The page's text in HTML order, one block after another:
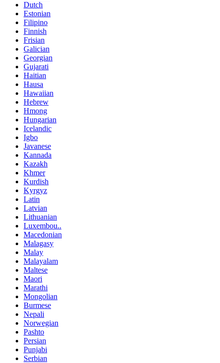
Dutch
Estonian
Filipino
Finnish
Frisian
Galician
Georgian
Gujarati
Haitian
Hausa
Hawaiian
Hebrew
Hmong
Hungarian
Icelandic
Igbo
Javanese
Kannada
Kazakh
Khmer
Kurdish
Kyrgyz
Latin
Latvian
Lithuanian
Luxembou..
Macedonian
Malagasy
Malay
Malayalam
Maltese
Maori
Marathi
Mongolian
Burmese
Nepali
Norwegian
Pashto
Persian
Punjabi
Serbian